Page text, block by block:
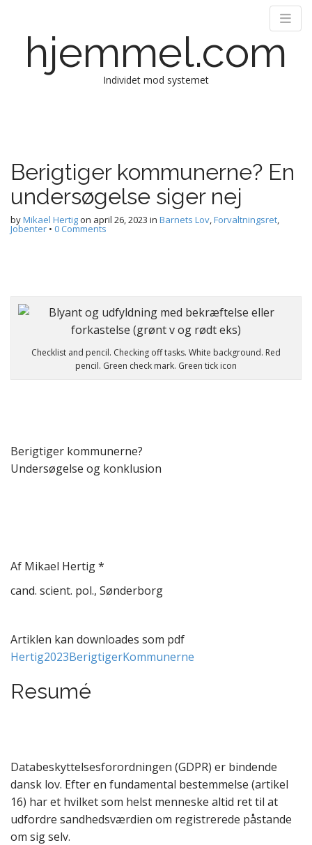
hjemmel.com
Individet mod systemet
Berigtiger kommunerne? En
undersøgelse siger nej
byMikael Hertigon april 26, 2023 in Barnets Lov,Forvaltningsret,
Jobenter • 0 Comments
Checklist and pencil. Checking off tasks. White background. Red
pencil. Green check mark. Green tick icon
Berigtiger kommunerne?
Undersøgelse og konklusion
Af Mikael Hertig *
cand. scient. pol., Sønderborg
Artiklen kan downloades som pdf
Hertig2023BerigtigerKommunerne
Resumé
Databeskyttelsesforordningen (GDPR) er bindende
dansk lov. Efter en fundamental bestemmelse (artikel
16) har et hvilket som helst menneske altid ret til at
udfordre sandhedsværdien om registrerede påstande
om sig selv.